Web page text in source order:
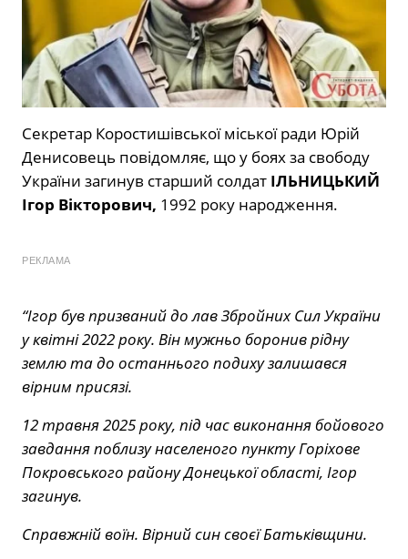
Секретар Коростишівської міської ради Юрій
Денисовець повідомляє, що у боях за свободу
України загинув старший солдат ІЛЬНИЦЬКИЙ
Ігор Вікторович, 1992 року народження.
РЕКЛАМА
“Ігор був призваний до лав Збройних Сил України
у квітні 2022 року. Він мужньо боронив рідну
землю та до останнього подиху залишався
вірним присязі.
12 травня 2025 року, під час виконання бойового
завдання поблизу населеного пункту Горіхове
Покровського району Донецької області, Ігор
загинув.
Справжній воїн. Вірний син своєї Батьківщини.